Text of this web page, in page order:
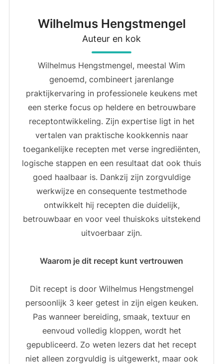
Wilhelmus Hengstmengel
Auteur en kok
Wilhelmus Hengstmengel, meestal Wim
genoemd, combineert jarenlange
praktijkervaring in professionele keukens met
een sterke focus op heldere en betrouwbare
receptontwikkeling. Zijn expertise ligt in het
vertalen van praktische kookkennis naar
toegankelijke recepten met verse ingrediënten,
logische stappen en een resultaat dat ook thuis
goed haalbaar is. Dankzij zijn zorgvuldige
werkwijze en consequente testmethode
ontwikkelt hij recepten die duidelijk,
betrouwbaar en voor veel thuiskoks uitstekend
uitvoerbaar zijn.
Waarom je dit recept kunt vertrouwen
Dit recept is door Wilhelmus Hengstmengel
persoonlijk 3 keer getest in zijn eigen keuken.
Pas wanneer bereiding, smaak, textuur en
eenvoud volledig kloppen, wordt het
gepubliceerd. Zo weten lezers dat het recept
niet alleen zorgvuldig is uitgewerkt, maar ook